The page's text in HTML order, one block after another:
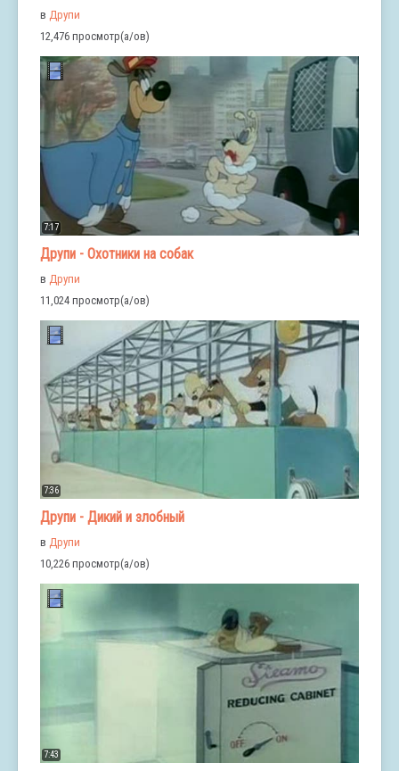
в Друпи
12,476 просмотр(а/ов)
7:17
Друпи - Охотники на собак
в Друпи
11,024 просмотр(а/ов)
7:36
Друпи - Дикий и злобный
в Друпи
10,226 просмотр(а/ов)
7:43